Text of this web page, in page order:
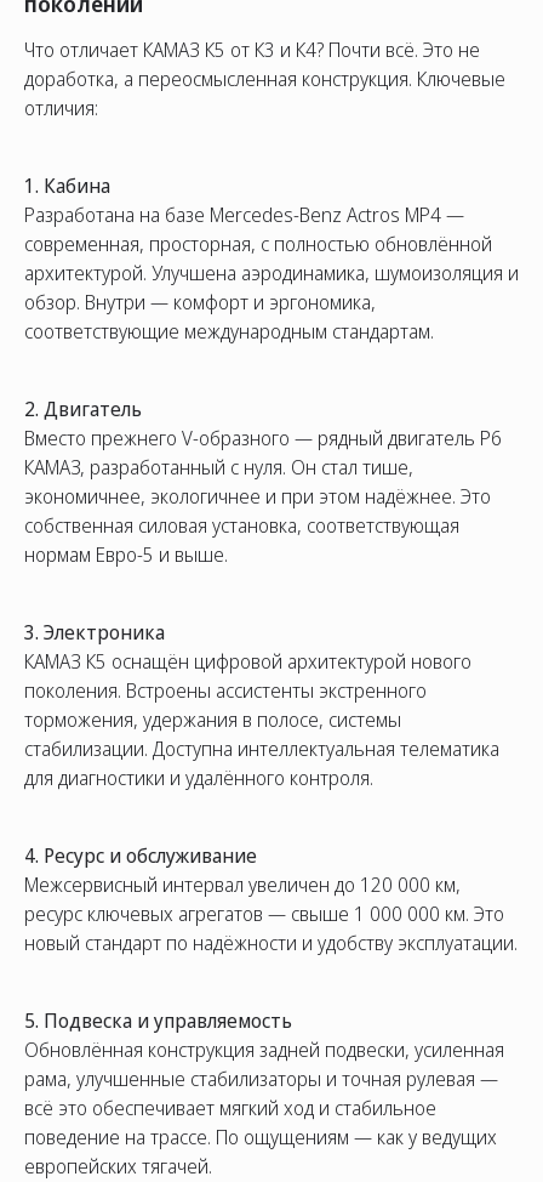
Что отличает КАМАЗ К5 от К3 и К4? Почти всё. Это не
доработка, а переосмысленная конструкция. Ключевые
отличия:
1. Кабина
Разработана на базе Mercedes-Benz Actros MP4 —
современная, просторная, с полностью обновлённой
архитектурой. Улучшена аэродинамика, шумоизоляция и
обзор. Внутри — комфорт и эргономика,
соответствующие международным стандартам.
2. Двигатель
Вместо прежнего V-образного — рядный двигатель Р6
КАМАЗ, разработанный с нуля. Он стал тише,
экономичнее, экологичнее и при этом надёжнее. Это
собственная силовая установка, соответствующая
нормам Евро-5 и выше.
3. Электроника
КАМАЗ К5 оснащён цифровой архитектурой нового
поколения. Встроены ассистенты экстренного
торможения, удержания в полосе, системы
стабилизации. Доступна интеллектуальная телематика
для диагностики и удалённого контроля.
4. Ресурс и обслуживание
Межсервисный интервал увеличен до 120 000 км,
ресурс ключевых агрегатов — свыше 1 000 000 км. Это
новый стандарт по надёжности и удобству эксплуатации.
5. Подвеска и управляемость
Обновлённая конструкция задней подвески, усиленная
рама, улучшенные стабилизаторы и точная рулевая —
всё это обеспечивает мягкий ход и стабильное
поведение на трассе. По ощущениям — как у ведущих
европейских тягачей.